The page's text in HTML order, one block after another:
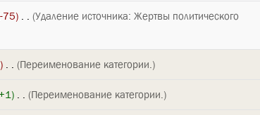
75) . . (Удаление источника: Жертвы политического
. . (Переименование категории.)
. . (Переименование категории.)